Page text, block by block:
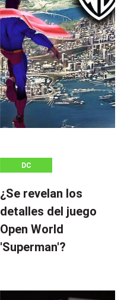
DC
¿Se revelan los
detalles del juego
Open World
'Superman'?